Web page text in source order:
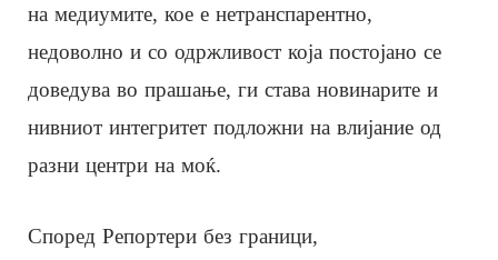
на медиумите, кое е нетранспарентно,
недоволно и со одржливост која постојано се
доведува во прашање, ги става новинарите и
нивниот интегритет подложни на влијание од
разни центри на моќ.
Според Репортери без граници,